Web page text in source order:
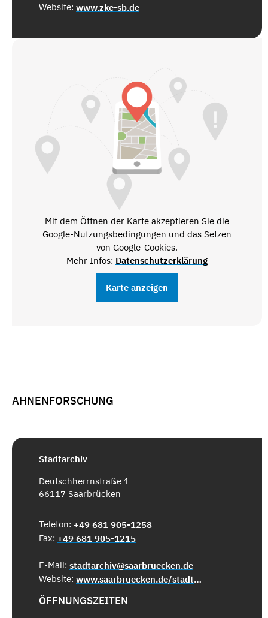
Website: www.zke-sb.de
Mit dem Öffnen der Karte akzeptieren Sie die
Google-Nutzungsbedingungen und das Setzen
von Google-Cookies.
Mehr Infos: Datenschutzerklärung
Karte anzeigen
AHNENFORSCHUNG
Stadtarchiv
Deutschherrnstraße 1
66117 Saarbrücken
Telefon: +49 681 905-1258
Fax: +49 681 905-1215
E-Mail: stadtarchiv@saarbruecken.de
Website:
www.saarbruecken.de/stadtarchiv
ÖFFNUNGSZEITEN